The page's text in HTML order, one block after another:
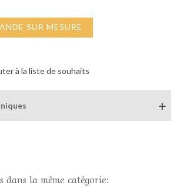
SUR MESURE
à la liste de souhaits
la même catégorie: